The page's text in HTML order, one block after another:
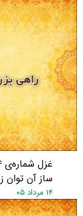
ساز آن توان
۱۴ مرداد ۰۵